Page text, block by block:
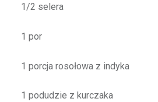
1/2 selera
1 por
1 porcja rosołowa z indyka
1 podudzie z kurczaka